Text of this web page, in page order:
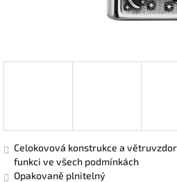
Celokovová konstrukce a
funkci ve všech podmínkách
Opakovaně plnitelný